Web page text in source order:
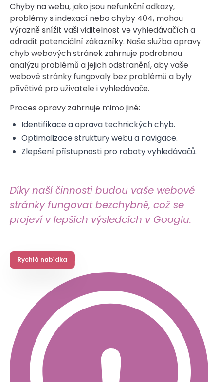
Chyby na webu, jako jsou nefunkční odkazy,
problémy s indexací nebo chyby 404, mohou
výrazně snížit vaši viditelnost ve vyhledávačích a
odradit potenciální zákazníky. Naše služba opravy
chyb webových stránek zahrnuje podrobnou
analýzu problémů a jejich odstranění, aby vaše
webové stránky fungovaly bez problémů a byly
přívětivé pro uživatele i vyhledávače.
Proces opravy zahrnuje mimo jiné:
Identifikace a oprava technických chyb.
Optimalizace struktury webu a navigace.
Zlepšení přístupnosti pro roboty vyhledávačů.
Díky naší činnosti budou vaše webové
stránky fungovat bezchybně, což se
projeví v lepších výsledcích v Googlu.
Rychlá nabídka